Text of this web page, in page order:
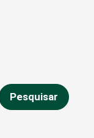
Pesquisar